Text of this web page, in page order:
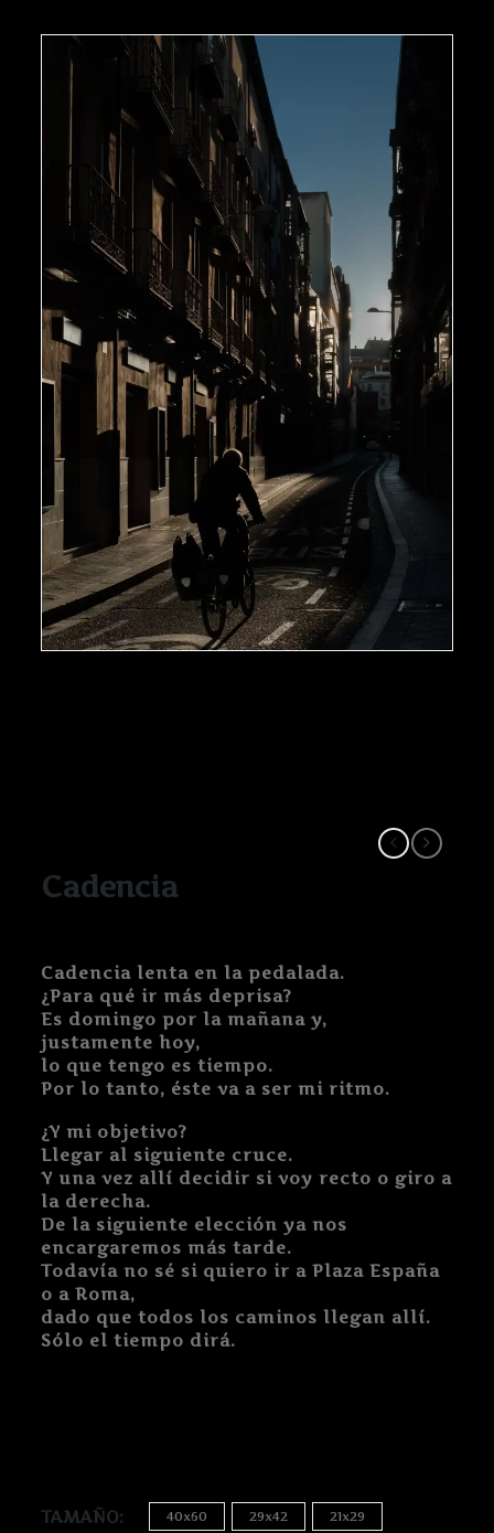
Cadencia
Cadencia lenta en la pedalada.
¿Para qué ir más deprisa?
Es domingo por la mañana y,
justamente hoy,
lo que tengo es tiempo.
Por lo tanto, éste va a ser mi ritmo.
¿Y mi objetivo?
Llegar al siguiente cruce.
Y una vez allí decidir si voy recto o giro a
la derecha.
De la siguiente elección ya nos
encargaremos más tarde.
Todavía no sé si quiero ir a Plaza España
o a Roma,
dado que todos los caminos llegan allí.
Sólo el tiempo dirá.
TAMAÑO 40x60 29x42 21x29